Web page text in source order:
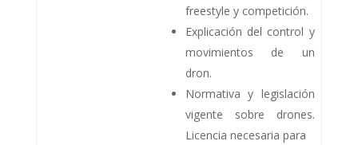
freestyle y competición.
Explicación del control y
movimientos de un
dron.
Normativa y legislación
vigente sobre drones.
Licencia necesaria para